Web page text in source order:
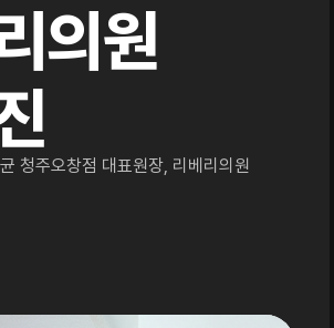
의원
청주오창점 대표원장, 리베리의원